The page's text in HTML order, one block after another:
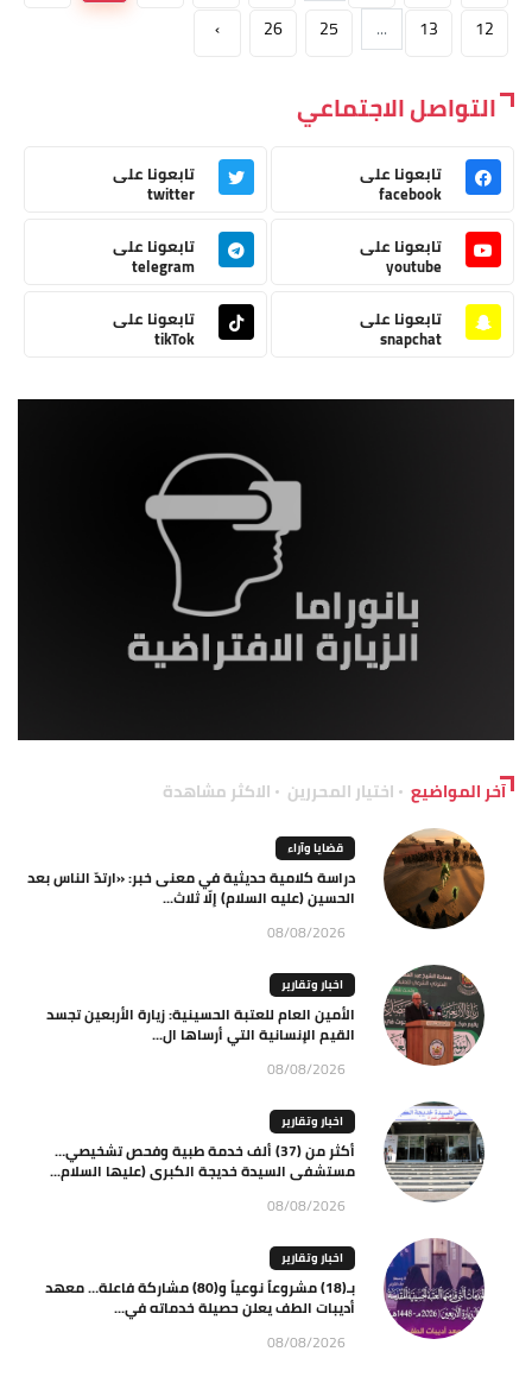
12
13
...
25
26
›
التواصل الاجتماعي
تابعونا على
facebook
تابعونا على
twitter
تابعونا على
youtube
تابعونا على
telegram
تابعونا على
snapchat
تابعونا على
tikTok
آخر المواضيع اختيار المحررين الاكثر مشاهدة
قضايا وآراء
دراسة كلامية حديثية في معنى خبر: «ارتدّ الناس بعد
الحسين (عليه السلام) إلّا ثلاث...
08/08/2026
اخبار وتقارير
الأمين العام للعتبة الحسينية: زيارة الأربعين تجسد
القيم الإنسانية التي أرساها ال...
08/08/2026
اخبار وتقارير
أكثر من (37) ألف خدمة طبية وفحص تشخيصي…
مستشفى السيدة خديجة الكبرى (عليها السلام...
08/08/2026
اخبار وتقارير
بـ(18) مشروعاً نوعياً و(80) مشاركة فاعلة… معهد
أديبات الطف يعلن حصيلة خدماته في...
08/08/2026